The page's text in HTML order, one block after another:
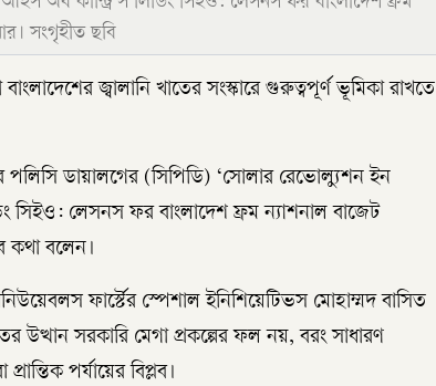
সংগৃহীত ছবি
জ্বালানি খাতের সংস্কারে গুরুত্বপূর্ণ ভূমিকা রাখতে
পলিসি ডায়ালগের (সিপিডি) ‘সোলার রেভোল্যুশন ইন
সিইও: লেসনস ফর বাংলাদেশ ফ্রম ন্যাশনাল বাজেট
কথা বলেন।
ফার্স্টের স্পেশাল ইনিশিয়েটিভস মোহাম্মদ বাসিত
উত্থান সরকারি মেগা প্রকল্পের ফল নয়, বরং সাধারণ
পর্যায়ের বিপ্লব।